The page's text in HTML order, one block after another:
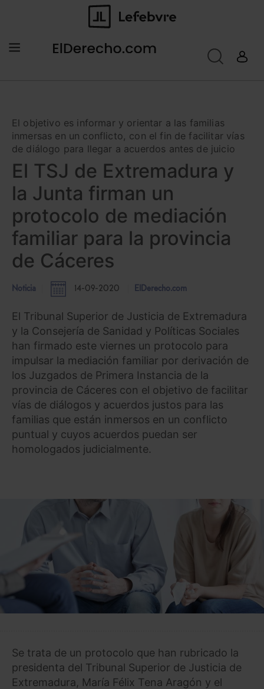
El objetivo es informar y orientar a las familias
inmersas en un conflicto, con el fin de facilitar vías
de diálogo para llegar a acuerdos antes de juicio
El TSJ de Extremadura y
la Junta firman un
protocolo de mediación
familiar para la provincia
de Cáceres
Noticia 14-09-2020 ElDerecho.com
El Tribunal Superior de Justicia de Extremadura
y la Consejería de Sanidad y Políticas Sociales
han firmado este viernes un protocolo para
impulsar la mediación familiar por derivación de
los Juzgados de Primera Instancia de la
provincia de Cáceres con el objetivo de facilitar
vías de diálogos y acuerdos justos para las
familias que están inmersos en un conflicto
puntual y cuyos acuerdos puedan ser
homologados judicialmente.
Se trata de un protocolo que han rubricado la
presidenta del Tribunal Superior de Justicia de
Extremadura, María Félix Tena Aragón y el